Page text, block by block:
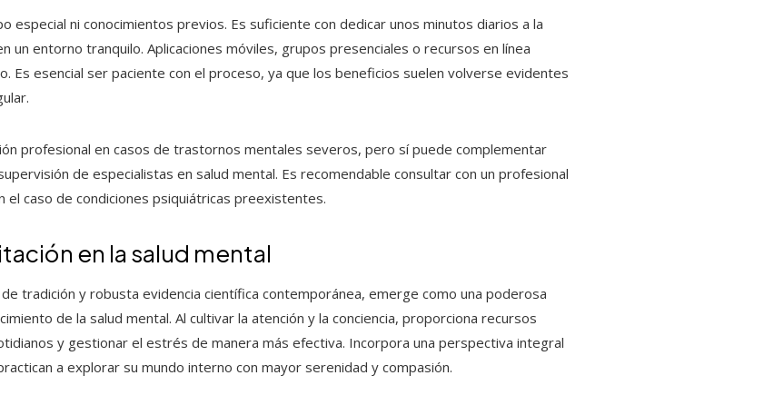
especial ni conocimientos previos. Es suficiente con dedicar unos minutos diarios a la
un entorno tranquilo. Aplicaciones móviles, grupos presenciales o recursos en línea
Es esencial ser paciente con el proceso, ya que los beneficios suelen volverse evidentes
profesional en casos de trastornos mentales severos, pero sí puede complementar
de especialistas en salud mental. Es recomendable consultar con un profesional
caso de condiciones psiquiátricas preexistentes.
en la salud mental
tradición y robusta evidencia científica contemporánea, emerge como una poderosa
de la salud mental. Al cultivar la atención y la conciencia, proporciona recursos
y gestionar el estrés de manera más efectiva. Incorpora una perspectiva integral
a explorar su mundo interno con mayor serenidad y compasión.